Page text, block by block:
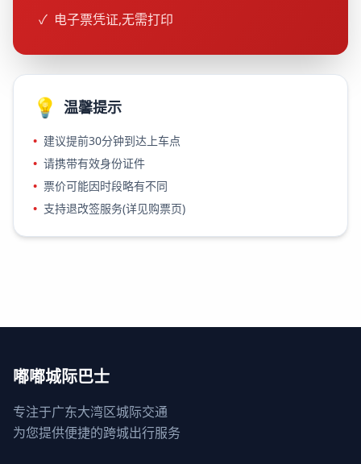
✓ 电子票凭证,无需打印
💡 温馨提示
• 建议提前30分钟到达上车点
• 请携带有效身份证件
• 票价可能因时段略有不同
• 支持退改签服务(详见购票页)
嘟嘟城际巴士
专注于广东大湾区城际交通
为您提供便捷的跨城出行服务